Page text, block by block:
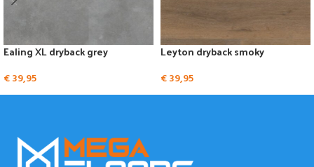
Ealing XL dryback grey
€39,95
Leyton dryback smoky
€39,95